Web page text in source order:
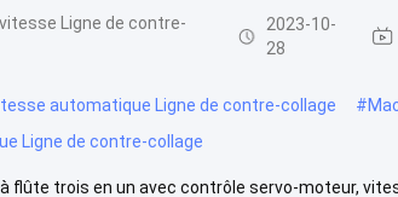
Ligne de contre-
2023-10-
28
automatique Ligne de contre-collage #
Ligne de contre-collage
flûte trois en un avec contrôle servo-moteur,